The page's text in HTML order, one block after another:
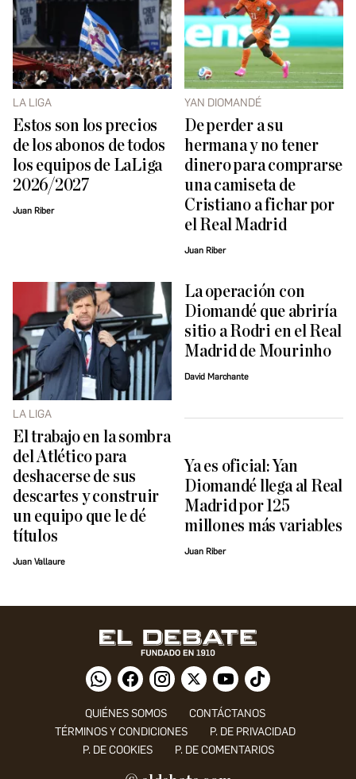
LA LIGA
Estos son los precios
de los abonos de todos
los equipos de LaLiga
2026/2027
Juan Riber
YAN DIOMANDÉ
De perder a su
hermana y no tener
dinero para comprarse
una camiseta de
Cristiano a fichar por
el Real Madrid
Juan Riber
LA LIGA
El trabajo en la sombra
del Atlético para
deshacerse de sus
descartes y construir
un equipo que le dé
títulos
Juan Vallaure
La operación con
Diomandé que abriría
sitio a Rodri en el Real
Madrid de Mourinho
David Marchante
Ya es oficial: Yan
Diomandé llega al Real
Madrid por 125
millones más variables
Juan Riber
QUIÉNES SOMOS
CONTÁCTANOS
TÉRMINOS Y CONDICIONES
P. DE PRIVACIDAD
P. DE COOKIES
P. DE COMENTARIOS